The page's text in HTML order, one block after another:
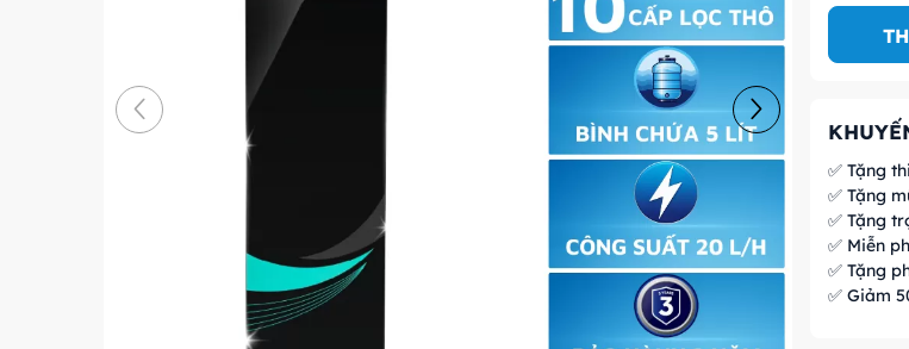
✅ Tặng
✅ Tặng
✅ Tặng
✅ Miễn
✅ Tặng
✅ Giảm